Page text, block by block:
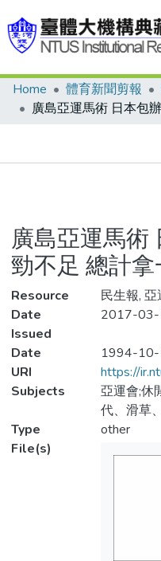
Communities & Collections
Statistics
Home 體育新聞剪報
廣島亞運馬術
勁不足 總計
Resource
民生報,
Date
Issued
2017-03-
Date
1994-
URI
https://
Subjects
亞運會;休
代、滑草
Type
other
File(s)